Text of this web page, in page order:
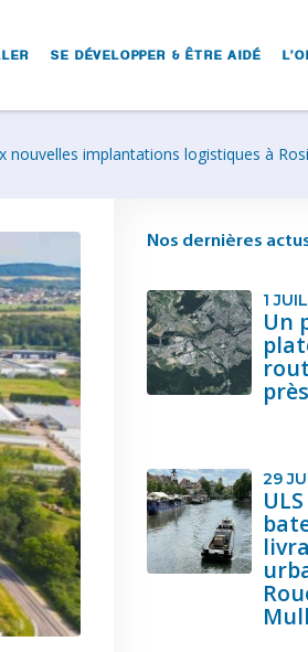
SE DÉVELOPPER & ÊTRE AIDÉ
nouvelles implantations logistiques à
Nos dernières
1
Un
29